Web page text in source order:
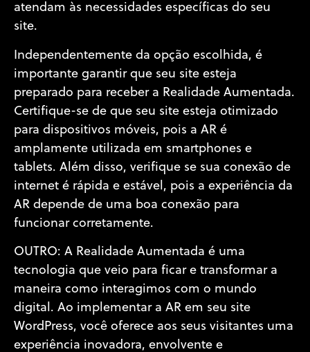
atendam às necessidades específicas do seu
site.
Independentemente da opção escolhida, é
importante garantir que seu site esteja
preparado para receber a Realidade Aumentada.
Certifique-se de que seu site esteja otimizado
para dispositivos móveis, pois a AR é
amplamente utilizada em smartphones e
tablets. Além disso, verifique se sua conexão de
internet é rápida e estável, pois a experiência da
AR depende de uma boa conexão para
funcionar corretamente.
OUTRO: A Realidade Aumentada é uma
tecnologia que veio para ficar e transformar a
maneira como interagimos com o mundo
digital. Ao implementar a AR em seu site
WordPress, você oferece aos seus visitantes uma
experiência inovadora, envolvente e